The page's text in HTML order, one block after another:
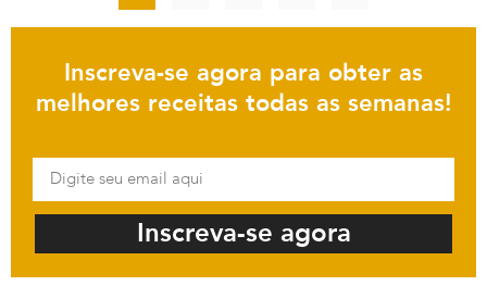
Inscreva-se agora para obter as
melhores receitas todas as semanas!
Inscreva-se agora